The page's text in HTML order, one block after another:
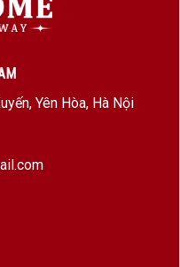
Yên Hòa, Hà Nội